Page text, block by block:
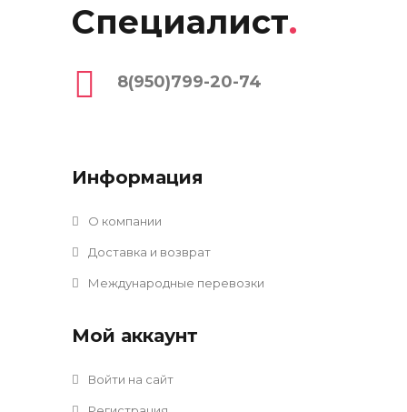
Специалист.
8(950)799-20-74
Информация
О компании
Доставка и возврат
Международные перевозки
Мой аккаунт
Войти на сайт